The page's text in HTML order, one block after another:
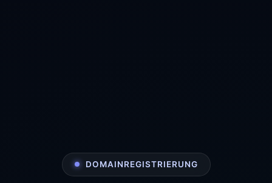
DOMAINREGISTRIERUNG